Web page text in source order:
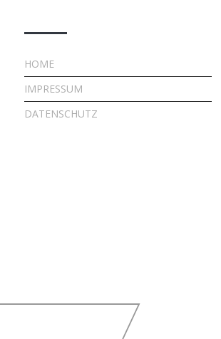
HOME
IMPRESSUM
DATENSCHUTZ